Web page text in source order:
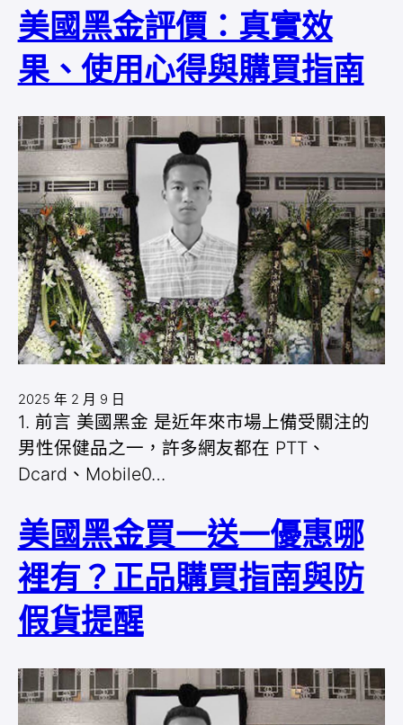
美國黑金評價：真實效
果、使用心得與購買指南
2025 年 2 月 9 日
1. 前言 美國黑金 是近年來市場上備受關注的
男性保健品之一，許多網友都在 PTT、
Dcard、Mobile0…
美國黑金買一送一優惠哪
裡有？正品購買指南與防
假貨提醒